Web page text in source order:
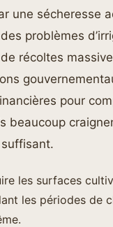
une sécheresse
problèmes
récoltes
pour
beaucoup
les surfaces
les périodes de